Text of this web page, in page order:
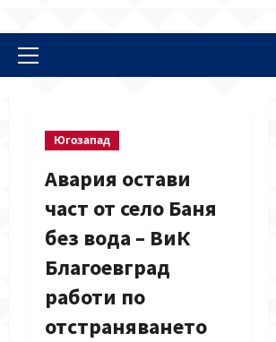
Primary
Югозапад
Авария остави
част от село Баня
без вода – ВиК
Благоевград
работи по
отстраняването